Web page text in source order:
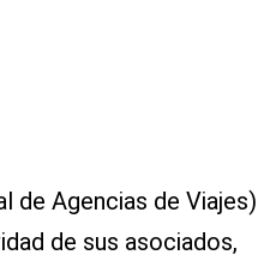
de Agencias de Viajes)
de sus asociados,